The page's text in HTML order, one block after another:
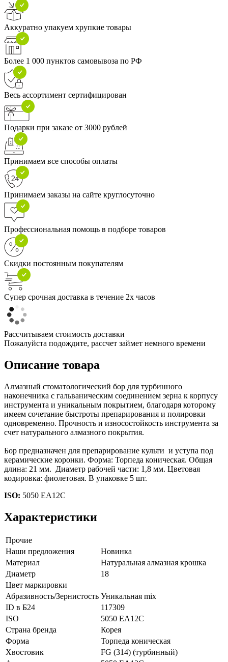
Аккуратно упакуем хрупкие товары
Более 1 000 пунктов самовывоза по РФ
Весь ассортимент сертифицирован
Подарки при заказе от 3000 рублей
Принимаем все способы оплаты
Принимаем заказы на сайте круглосуточно
Профессиональная помощь в подборе товаров
Скидки постоянным покупателям
Супер срочная доставка в течение 2х часов
Рассчитываем стоимость доставки
Пожалуйста подождите, рассчет займет немного времени
Описание товара
Алмазный стоматологический бор для турбинного
наконечника с гальваническим соединением зерна к корпусу
инструмента и уникальным покрытием, благодаря которому
имеем сочетание быстроты препарирования и полировки
одновременно. Прочность и износостойкость инструмента за
счет натурального алмазного покрытия.
Бор предназначен для препарирование культи и уступа под
керамические коронки. Форма: Торпеда коническая. Общая
длина: 21 мм. Диаметр рабочей части: 1,8 мм. Цветовая
кодировка: фиолетовая. В упаковке 5 шт.
ISO: 5050 EA12C
Характеристики
Прочие
Наши предложения
Новинка
Материал
Натуральная алмазная крошка
Диаметр
18
Цвет маркировки
Абразивность/Зернистость Уникальная mix
ID в Б24
117309
ISO
5050 EA12C
Страна бренда
Корея
Форма
Торпеда коническая
Хвостовик
FG (314) (турбинный)